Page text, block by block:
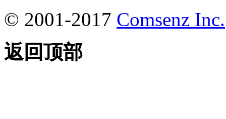
© 2001-2017 Comsenz Inc.
返回顶部